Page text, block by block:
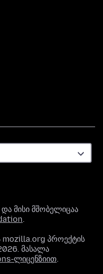
და მისი მშობელიცაა
.
mozilla.org პროექტის
მასალა
ლიცენზიით.